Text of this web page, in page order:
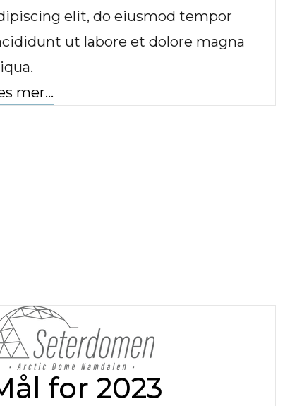
elit, do eiusmod tempor
ut labore et dolore magna
mer...
for 2023